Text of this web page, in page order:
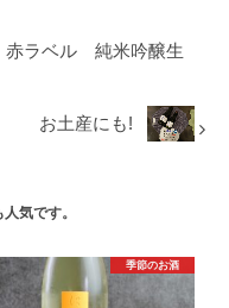
ラベル 純米吟醸生
お土産にも!
気です。
季節のお酒